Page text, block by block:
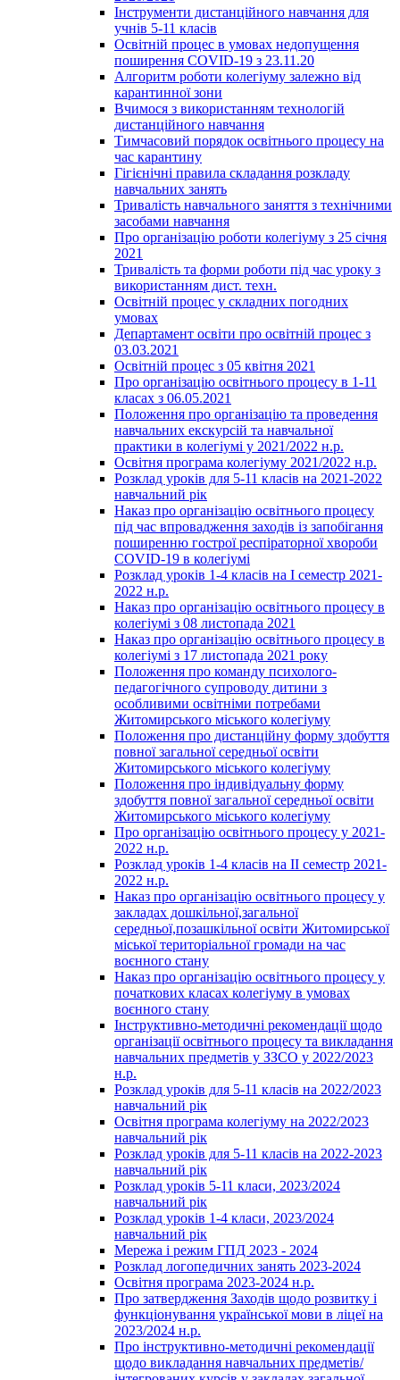
Інструменти дистанційного навчання для
учнів 5-11 класів
Освітній процес в умовах недопущення
поширення COVID-19 з 23.11.20
Алгоритм роботи колегіуму залежно від
карантинної зони
Вчимося з використанням технологій
дистанційного навчання
Тимчасовий порядок освітнього процесу на
час карантину
Гігієнічні правила складання розкладу
навчальних занять
Тривалість навчального заняття з технічними
засобами навчання
Про організацію роботи колегіуму з 25 січня
2021
Тривалість та форми роботи під час уроку з
використанням дист. техн.
Освітній процес у складних погодних
умовах
Департамент освіти про освітній процес з
03.03.2021
Освітній процес з 05 квітня 2021
Про організацію освітнього процесу в 1-11
класах з 06.05.2021
Положення про організацію та проведення
навчальних екскурсій та навчальної
практики в колегіумі у 2021/2022 н.р.
Освітня програма колегіуму 2021/2022 н.р.
Розклад уроків для 5-11 класів на 2021-2022
навчальний рік
Наказ про організацію освітнього процесу
під час впровадження заходів із запобігання
поширенню гострої респіраторної хвороби
COVID-19 в колегіумі
Розклад уроків 1-4 класів на І семестр 2021-
2022 н.р.
Наказ про організацію освітнього процесу в
колегіумі з 08 листопада 2021
Наказ про організацію освітнього процесу в
колегіумі з 17 листопада 2021 року
Положення про команду психолого-
педагогічного супроводу дитини з
особливими освітніми потребами
Житомирського міського колегіуму
Положення про дистанційну форму здобуття
повної загальної середньої освіти
Житомирського міського колегіуму
Положення про індивідуальну форму
здобуття повної загальної середньої освіти
Житомирського міського колегіуму
Про організацію освітнього процесу у 2021-
2022 н.р.
Розклад уроків 1-4 класів на ІІ семестр 2021-
2022 н.р.
Наказ про організацію освітнього процесу у
закладах дошкільної,загальної
середньої,позашкільної освіти Житомирської
міської територіальної громади на час
воєнного стану
Наказ про організацію освітнього процесу у
початкових класах колегіуму в умовах
воєнного стану
Інструктивно-методичні рекомендації щодо
організації освітнього процесу та викладання
навчальних предметів у ЗЗСО у 2022/2023
н.р.
Розклад уроків для 5-11 класів на 2022/2023
навчальний рік
Освітня програма колегіуму на 2022/2023
навчальний рік
Розклад уроків для 5-11 класів на 2022-2023
навчальний рік
Розклад уроків 5-11 класи, 2023/2024
навчальний рік
Розклад уроків 1-4 класи, 2023/2024
навчальний рік
Мережа і режим ГПД 2023 - 2024
Розклад логопедичних занять 2023-2024
Освітня програма 2023-2024 н.р.
Про затвердження Заходів щодо розвитку і
функціонування української мови в ліцеї на
2023/2024 н.р.
Про інструктивно-методичні рекомендації
щодо викладання навчальних предметів/